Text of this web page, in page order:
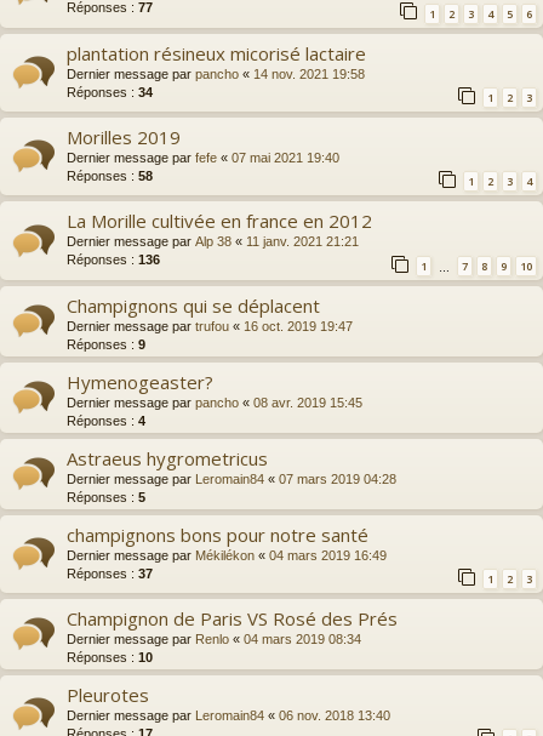
Réponses : 77 1 2 3 4 5 6
plantation résineux micorisé lactaire
Dernier message par pancho « 14 nov. 2021 19:58
Réponses : 34 1 2 3
Morilles 2019
Dernier message par fefe « 07 mai 2021 19:40
Réponses : 58 1 2 3 4
La Morille cultivée en france en 2012
Dernier message par Alp 38 « 11 janv. 2021 21:21
Réponses : 136 1 7 8 9 10
Champignons qui se déplacent
Dernier message par trufou « 16 oct. 2019 19:47
Réponses : 9
Hymenogeaster?
Dernier message par pancho « 08 avr. 2019 15:45
Réponses : 4
Astraeus hygrometricus
Dernier message par Leromain84 « 07 mars 2019 04:28
Réponses : 5
champignons bons pour notre santé
Dernier message par Mékilékon « 04 mars 2019 16:49
Réponses : 37 1 2 3
Champignon de Paris VS Rosé des Prés
Dernier message par Renlo « 04 mars 2019 08:34
Réponses : 10
Pleurotes
Dernier message par Leromain84 « 06 nov. 2018 13:40